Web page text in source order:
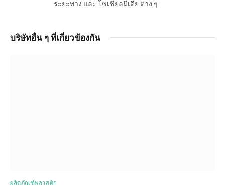
ระยะทาง และ โซเชียลมีเดีย ต่าง ๆ
บริษัทอื่น ๆ ที่เกี่ยวข้องกัน
ผลิตภัณฑ์พลาสติก